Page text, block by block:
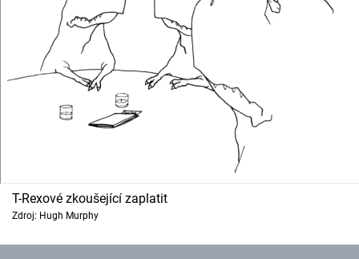
T-Rexové zkoušející zaplatit
Zdroj: Hugh Murphy